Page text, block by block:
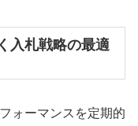
入札戦略の最適
ォーマンスを定期的